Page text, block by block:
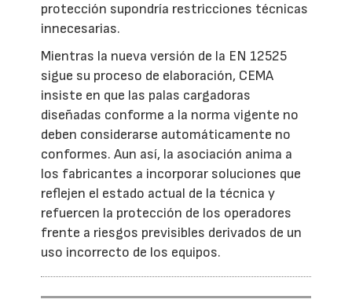
protección supondría restricciones técnicas
innecesarias.
Mientras la nueva versión de la EN 12525
sigue su proceso de elaboración, CEMA
insiste en que las palas cargadoras
diseñadas conforme a la norma vigente no
deben considerarse automáticamente no
conformes. Aun así, la asociación anima a
los fabricantes a incorporar soluciones que
reflejen el estado actual de la técnica y
refuercen la protección de los operadores
frente a riesgos previsibles derivados de un
uso incorrecto de los equipos.